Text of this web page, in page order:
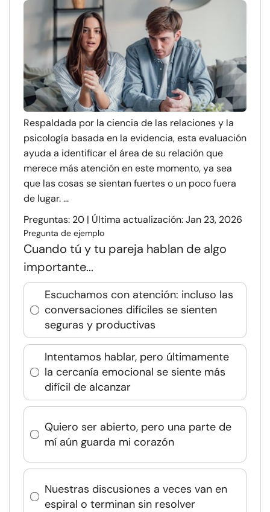
Respaldada por la ciencia de las relaciones y la
psicología basada en la evidencia, esta evaluación
ayuda a identificar el área de su relación que
merece más atención en este momento, ya sea
que las cosas se sientan fuertes o un poco fuera
de lugar. ...
Preguntas: 20 | Última actualización: Jan 23, 2026
Pregunta de ejemplo
Cuando tú y tu pareja hablan de algo
importante...
Escuchamos con atención: incluso las
conversaciones difíciles se sienten
seguras y productivas
Intentamos hablar, pero últimamente
la cercanía emocional se siente más
difícil de alcanzar
Quiero ser abierto, pero una parte de
mí aún guarda mi corazón
Nuestras discusiones a veces van en
espiral o terminan sin resolver